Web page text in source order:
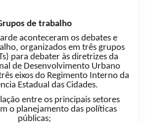
de trabalho
aconteceram os debates e
organizados em três grupos
para debater às diretrizes da
de Desenvolvimento Urbano
eixos do Regimento Interno da
Estadual das Cidades.
entre os principais setores
o planejamento das políticas
públicas;